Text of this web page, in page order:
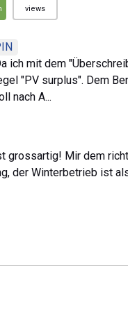
views
ich mit dem
"PV surplus". Dem
nach A...
grossartig! Mir dem
der Winterbetrieb ist